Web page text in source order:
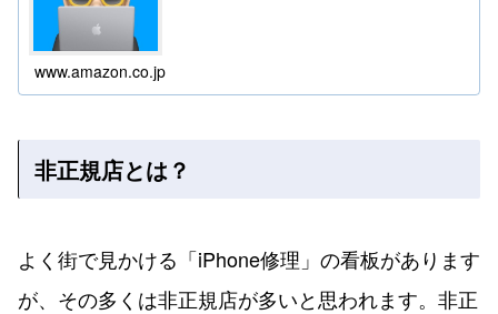
www.amazon.co.jp
非正規店とは？
よく街で見かける「iPhone修理」の看板があります
が、その多くは非正規店が多いと思われます。非正